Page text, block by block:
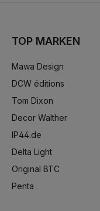
TOP MARKEN
Mawa Design
DCW éditions
Tom Dixon
Decor Walther
IP44.de
Delta Light
Original BTC
Penta